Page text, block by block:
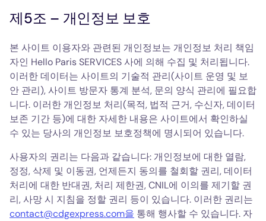
제5조 – 개인정보 보호
본 사이트 이용자와 관련된 개인정보는 개인정보 처리 책임
자인 Hello Paris SERVICES 사에 의해 수집 및 처리됩니다.
이러한 데이터는 사이트의 기술적 관리(사이트 운영 및 보
안 관리), 사이트 방문자 통계 분석, 문의 양식 관리에 필요합
니다. 이러한 개인정보 처리(목적, 법적 근거, 수신자, 데이터
보존 기간 등)에 대한 자세한 내용은 사이트에서 확인하실
수 있는 당사의 개인정보 보호정책에 명시되어 있습니다.
사용자의 권리는 다음과 같습니다: 개인정보에 대한 열람,
정정, 삭제 및 이동권, 언제든지 동의를 철회할 권리, 데이터
처리에 대한 반대권, 처리 제한권, CNIL에 이의를 제기할 권
리, 사망 시 지침을 정할 권리 등이 있습니다. 이러한 권리는
contact@cdgexpress.com을 통해 행사할 수 있습니다. 자